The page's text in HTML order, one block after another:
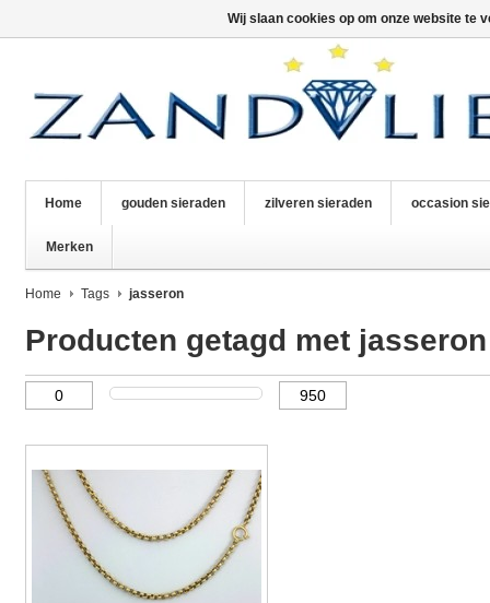
Home gouden sieraden zilveren sieraden occasion
Merken
Home Tags jasseron
Producten getagd met jasseron
Wij slaan cookies op om onze website te